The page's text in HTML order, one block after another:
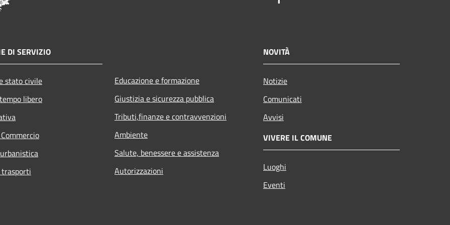
DI SERVIZIO
stato civile
libero
Educazione e formazione
Giustizia e sicurezza pubblica
Tributi,finanze e contravvenzioni
Ambiente
Salute, benessere e assistenza
Autorizzazioni
NOVITÀ
Notizie
Comunicati
Avvisi
VIVERE IL COMUNE
Luoghi
Eventi